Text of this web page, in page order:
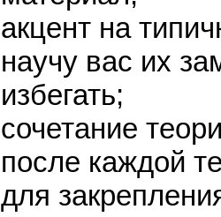
акцент на
научу вас их
избегать;
сочетание
после каждой
для